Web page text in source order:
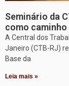
Seminário da
como
A Central dos
Janeiro (CTB-RJ)
Base da
Leia mais »